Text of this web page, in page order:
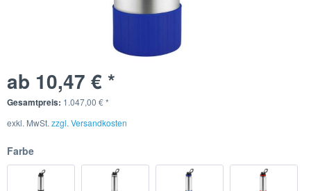
ab 10,47 € *
Gesamtpreis: 1.047,00 €*
exkl. MwSt. zzgl. Versandkosten
Farbe